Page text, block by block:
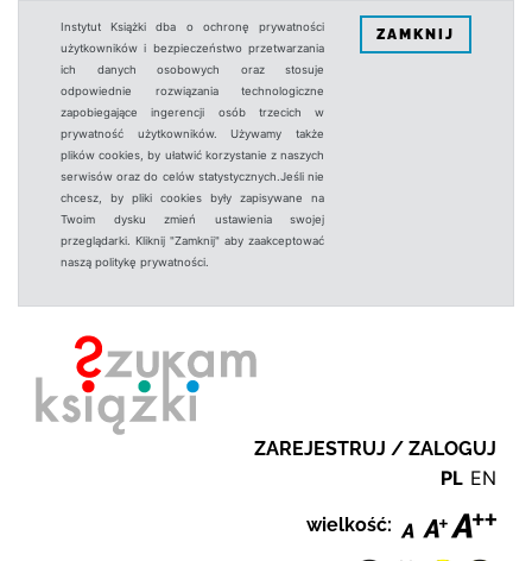
Instytut Książki dba o ochronę prywatności
użytkowników i bezpieczeństwo przetwarzania
ich danych osobowych oraz stosuje
odpowiednie rozwiązania technologiczne
zapobiegające ingerencji osób trzecich w
prywatność użytkowników. Używamy także
plików cookies, by ułatwić korzystanie z naszych
serwisów oraz do celów statystycznych.Jeśli nie
chcesz, by pliki cookies były zapisywane na
Twoim dysku zmień ustawienia swojej
przeglądarki. Kliknij "Zamknij" aby zaakceptować
naszą politykę prywatności.
ZAMKNIJ
ZAREJESTRUJ / ZALOGUJ
PL EN
wielkość: